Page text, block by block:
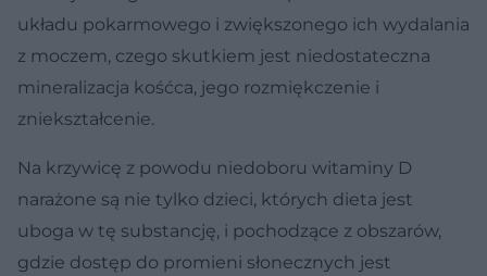
układu pokarmowego i zwiększonego ich wydalania
z moczem, czego skutkiem jest niedostateczna
mineralizacja kośćca, jego rozmiękczenie i
zniekształcenie.
Na krzywicę z powodu niedoboru witaminy D
narażone są nie tylko dzieci, których dieta jest
uboga w tę substancję, i pochodzące z obszarów,
gdzie dostęp do promieni słonecznych jest